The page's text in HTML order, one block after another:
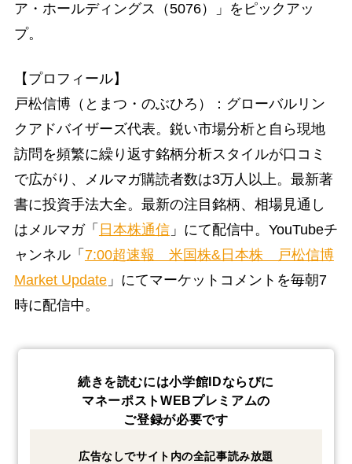
ア・ホールディングス（5076）」をピックアッ
プ。
【プロフィール】
戸松信博（とまつ・のぶひろ）：グローバルリン
クアドバイザーズ代表。鋭い市場分析と自ら現地
訪問を頻繁に繰り返す銘柄分析スタイルが口コミ
で広がり、メルマガ購読者数は3万人以上。最新著
書に投資手法大全。最新の注目銘柄、相場見通し
はメルマガ「 日本株通信」にて配信中。YouTubeチ
ャンネル「 7:00超速報 米国株&日本株 戸松信博
Market Update」にてマーケットコメントを毎朝7
時に配信中。
続きを読むには小学館IDならびに
マネーポストWEBプレミアムの
ご登録が必要です
広告なしでサイト内の全記事読み放題